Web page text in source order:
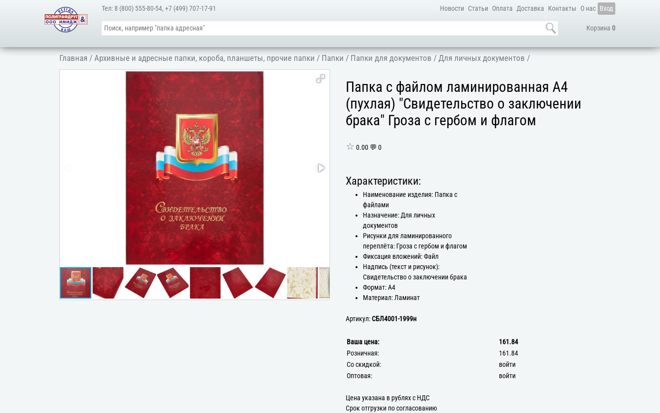
Новости Статьи Оплата Доставка Контакты О нас Вход
Корзина 0
Тел: 8 (800) 555-80-54,+7 (499) 707-17-91
Главная /Архивные и адресные папки, короба, планшеты, прочие папки / Папки / Папки для документов /Для личных документов /
Папка с файлом ламинированная А4
(пухлая) "Свидетельство о заключении
брака" Гроза с гербом и флагом
☆ 0.00 💬 0
Характеристики:
Наименование изделия: Папка с
файлами
Назначение: Для личных
документов
Рисунки для ламинированного
переплёта: Гроза с гербом и флагом
Фиксация вложений: Файл
Надпись (текст и рисунок):
Свидетельство о заключении брака
Формат: А4
Материал: Ламинат
Артикул:СБЛ4001-1999н
Ваша цена:
161.84
Розничная:
161.84
Со скидкой:
войти
Оптовая:
войти
Цена указана в рублях с НДС
Срок отгрузки по согласованию